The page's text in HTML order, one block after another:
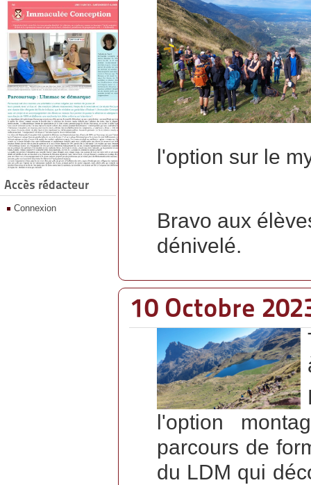
Accès rédacteur
Connexion
l'option sur le
Bravo aux
dénivelé.
10 Octobre
l'option
parcours de
du LDM qui